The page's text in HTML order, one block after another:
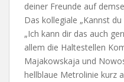
deiner Freunde auf
Das kollegiale „Kannst
„Ich kann dir das auch
allem die Haltestellen
Majakowskaja und
hellblaue Metrolinie kurz